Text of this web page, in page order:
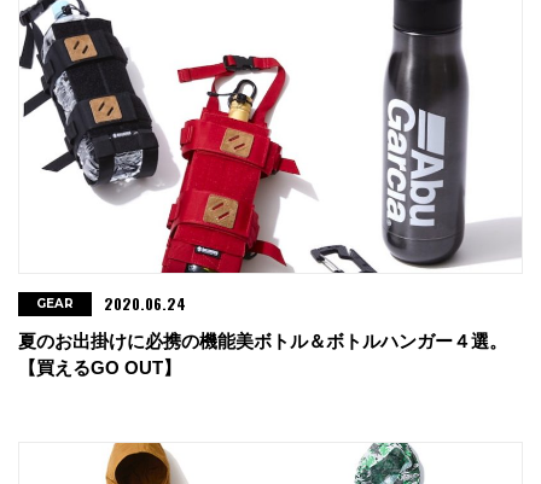
夏のお出掛けに必携の機能美ボトル＆ボトルハンガー４選。
【買えるGO OUT】
GEAR 2020.06.24